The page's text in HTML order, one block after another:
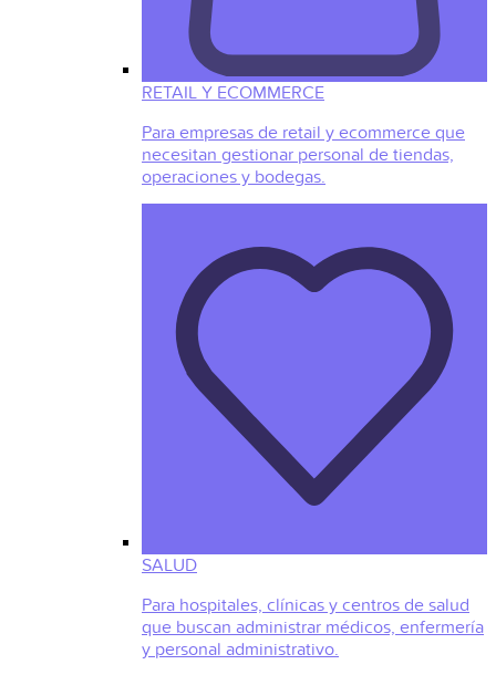
RETAIL Y ECOMMERCE
Para empresas de retail y ecommerce que
necesitan gestionar personal de tiendas,
operaciones y bodegas.
SALUD
Para hospitales, clínicas y centros de salud
que buscan administrar médicos, enfermería
y personal administrativo.